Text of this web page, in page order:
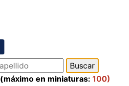
(máximo en miniaturas: 100)